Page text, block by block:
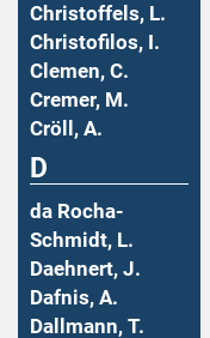
Christoffels, L.
Christofilos, I.
Clemen, C.
Cremer, M.
Cröll, A.
D
da Rocha-
Schmidt, L.
Daehnert, J.
Dafnis, A.
Dallmann, T.